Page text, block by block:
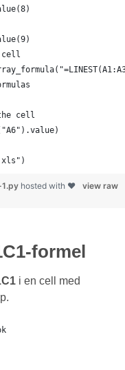
cell
cell
view raw
hosted with ❤
formel
i en cell med